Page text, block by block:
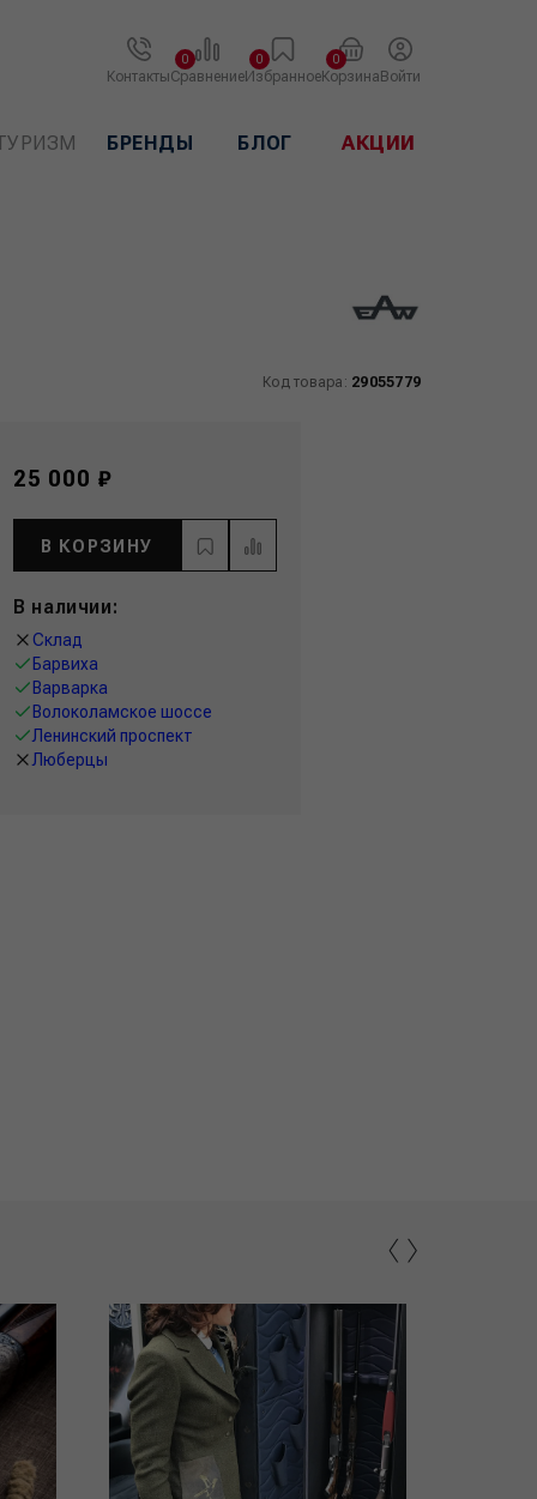
КонтактыСравнение
0
Избранное
0
Корзина
0
Войти
БРЕНДЫ БЛОГ АКЦИИ
Код товара: 29055779
25 000 ₽
В КОРЗИНУ
В наличии:
Склад
Барвиха
Варварка
Волоколамское шоссе
Ленинский проспект
Люберцы
‹›